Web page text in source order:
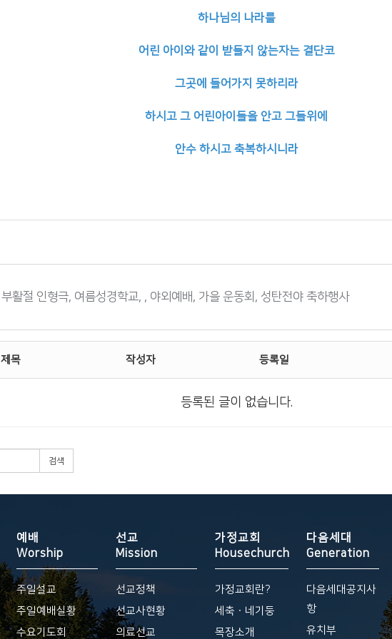
하나님의 나라를
어린 아이와 같이 받들지 않는자는 결단코
그곳에 들어가지 못하리라
하시고 그 어린아이들을 안고 그들위에
안수 하시고 축복하시니라
부활절 인형극, 여름성경학교, , 야외예배, 가을 운동회, 성탄전야 축하행사
제목 작성자 등록일
등록된 글이 없습니다.
검색
예배
Worship
주일설교
주일예배실황
수요기도회
선교
Mission
선교정책
선교사현황
의료선교
가정교회
Housechurch
가정교회란?
세축ㆍ네기둥
목장소개
다음세대
Generation
다음세대공지사
항
유치부